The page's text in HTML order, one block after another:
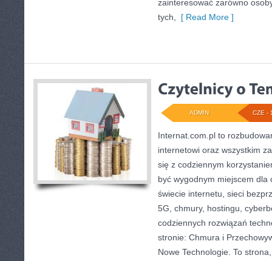
zainteresować zarówno
tych,
[ Read More ]
CZE -
ADMIN
Internat.com.pl to
internetowi oraz wszystkim
się z codziennym
być wygodnym miejscem
świecie internetu, sieci
5G, chmury, hostingu,
codziennych rozwiązań
stronie: Chmura i
Nowe Technologie. To